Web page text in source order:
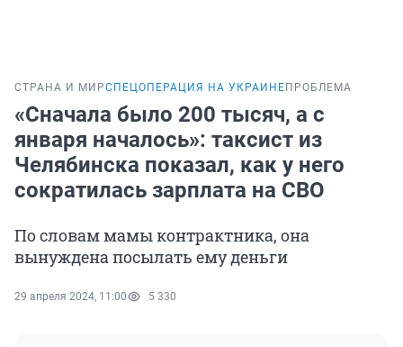
СТРАНА И МИРСПЕЦОПЕРАЦИЯ НА УКРАИНЕ ПРОБЛЕМА
«Сначала было 200 тысяч, а с
января началось»: таксист из
Челябинска показал, как у него
сократилась зарплата на СВО
По словам мамы контрактника, она
вынуждена посылать ему деньги
29 апреля 2024, 11:00 5 330